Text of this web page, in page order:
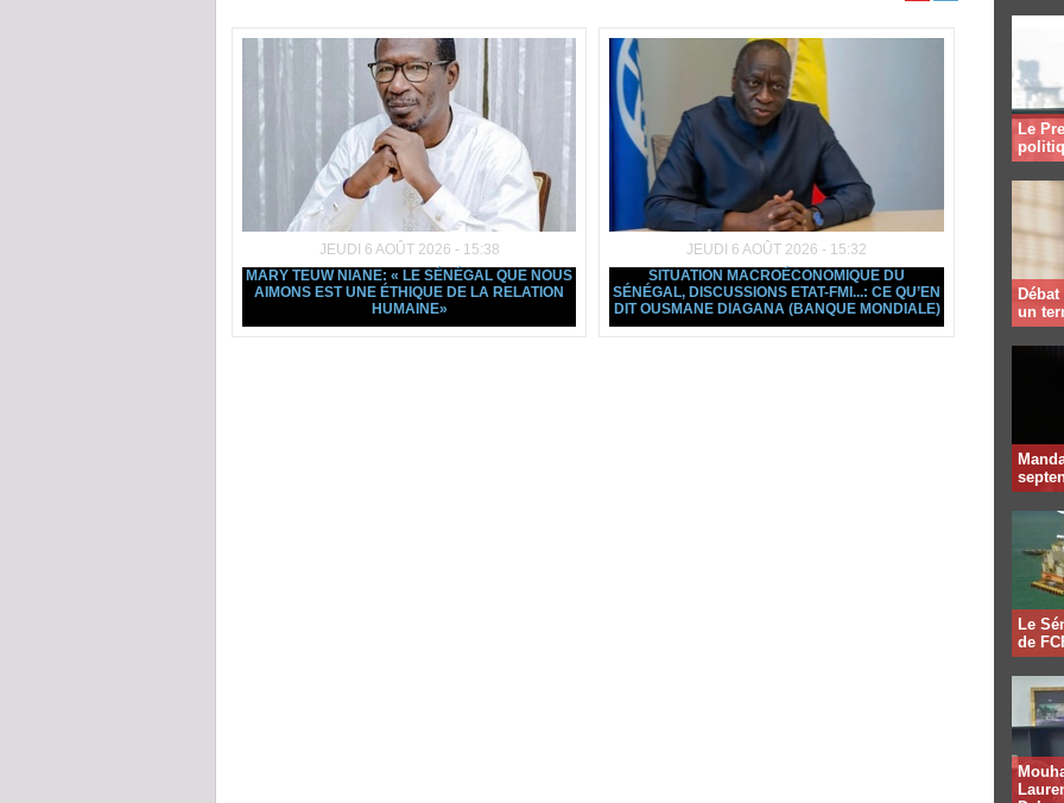
JEUDI 6 AOÛT 2026 - 15:38
MARY TEUW NIANE: « LE SÉNÉGAL QUE NOUS
AIMONS EST UNE ÉTHIQUE DE LA RELATION
HUMAINE»
JEUDI 6 AOÛT 2026 - 15:32
SITUATION MACROÉCONOMIQUE DU
SÉNÉGAL, DISCUSSIONS ETAT-FMI...: CE QU’EN
DIT OUSMANE DIAGANA (BANQUE MONDIALE)
Le
un
Le
de